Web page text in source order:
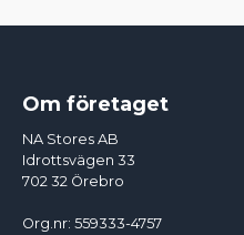
Om företaget
NA Stores AB
Idrottsvägen 33
702 32 Örebro
Org.nr: 559333-4757